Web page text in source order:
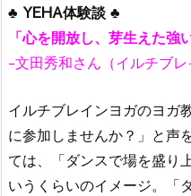
♣ YEHA体験談 ♣
「心を開放し、芽生えた強
-文田秀和さん（イルチブ
イルチブレインヨガのヨガ
に参加しませんか？」と声
ては、「ダンスで場を盛り
いうくらいのイメージ。「